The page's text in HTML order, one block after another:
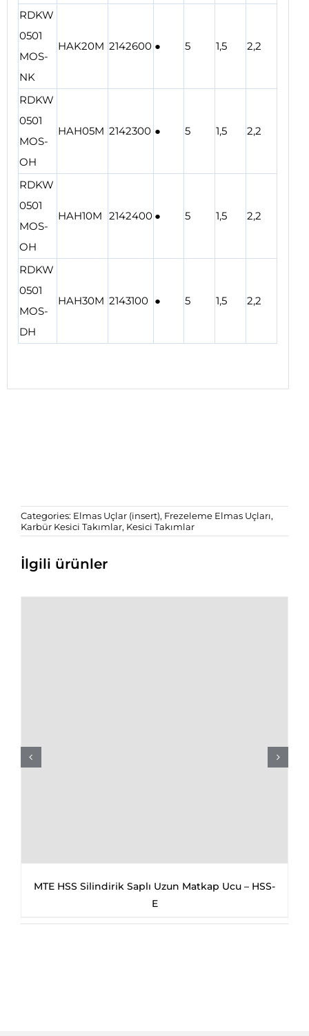
RDKW
0501
MOS-
NK
HAK20M 2142600 ● 5 1,5 2,2
RDKW
0501
MOS-
OH
HAH05M 2142300 ● 5 1,5 2,2
RDKW
0501
MOS-
OH
HAH10M 2142400 ● 5 1,5 2,2
RDKW
0501
MOS-
DH
HAH30M 2143100 ● 5 1,5 2,2
Categories: Elmas Uçlar (insert), Frezeleme Elmas Uçları,
Karbür Kesici Takımlar, Kesici Takımlar
İlgili ürünler
MTE HSS Silindirik Saplı Uzun Matkap Ucu – HSS-
E